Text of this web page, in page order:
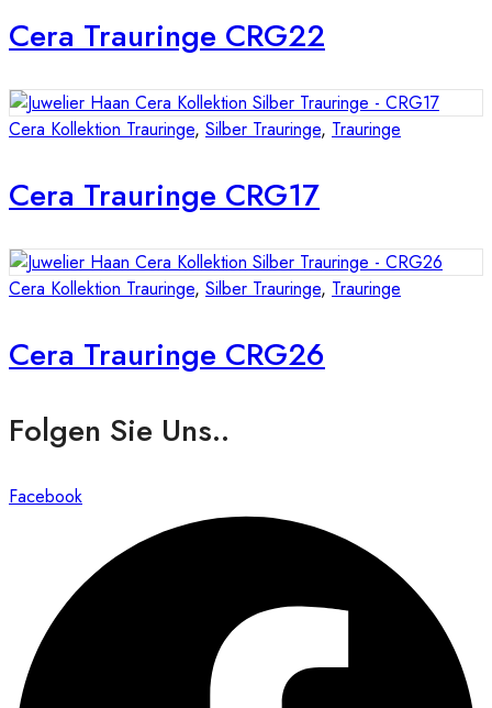
Cera Trauringe CRG22
Cera Kollektion Trauringe, Silber Trauringe, Trauringe
Cera Trauringe CRG17
Cera Kollektion Trauringe, Silber Trauringe, Trauringe
Cera Trauringe CRG26
Folgen Sie Uns..
Facebook